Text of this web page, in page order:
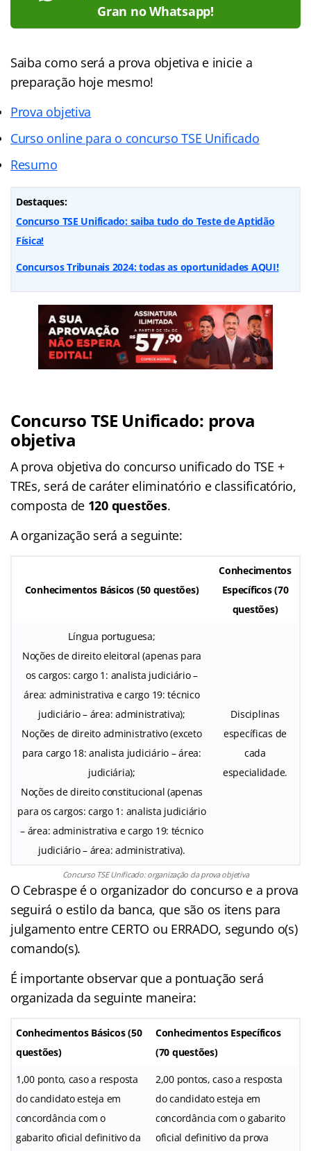
Gran no Whatsapp!
Saiba como será a prova objetiva e inicie a
preparação hoje mesmo!
Prova objetiva
Curso online para o concurso TSE Unificado
Resumo
Destaques:
Concurso TSE Unificado: saiba tudo do Teste de Aptidão
Física!
Concursos Tribunais 2024: todas as oportunidades AQUI!
Concurso TSE Unificado: prova
objetiva
A prova objetiva do concurso unificado do TSE +
TREs, será de caráter eliminatório e classificatório,
composta de 120 questões.
A organização será a seguinte:
Conhecimentos Básicos (50 questões)
Conhecimentos
Específicos (70
questões)
Língua portuguesa;
Noções de direito eleitoral (apenas para
os cargos: cargo 1: analista judiciário –
área: administrativa e cargo 19: técnico
judiciário – área: administrativa);
Noções de direito administrativo (exceto
para cargo 18: analista judiciário – área:
judiciária);
Noções de direito constitucional (apenas
para os cargos: cargo 1: analista judiciário
– área: administrativa e cargo 19: técnico
judiciário – área: administrativa).
Disciplinas
específicas de
cada
especialidade.
Concurso TSE Unificado: organização da prova objetiva
O Cebraspe é o organizador do concurso e a prova
seguirá o estilo da banca, que são os itens para
julgamento entre CERTO ou ERRADO, segundo o(s)
comando(s).
É importante observar que a pontuação será
organizada da seguinte maneira:
Conhecimentos Básicos (50
questões)
Conhecimentos Específicos
(70 questões)
1,00 ponto, caso a resposta
do candidato esteja em
concordância com o
gabarito oficial definitivo da
2,00 pontos, caso a resposta
do candidato esteja em
concordância com o gabarito
oficial definitivo da prova